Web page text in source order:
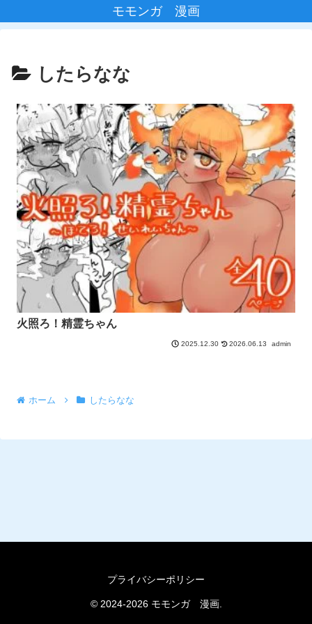
モモンガ 漫画
したらなな
火照ろ！精霊ちゃん
2025.12.30 2026.06.13 admin
ホーム したらなな
プライバシーポリシー
© 2024-2026 モモンガ 漫画.